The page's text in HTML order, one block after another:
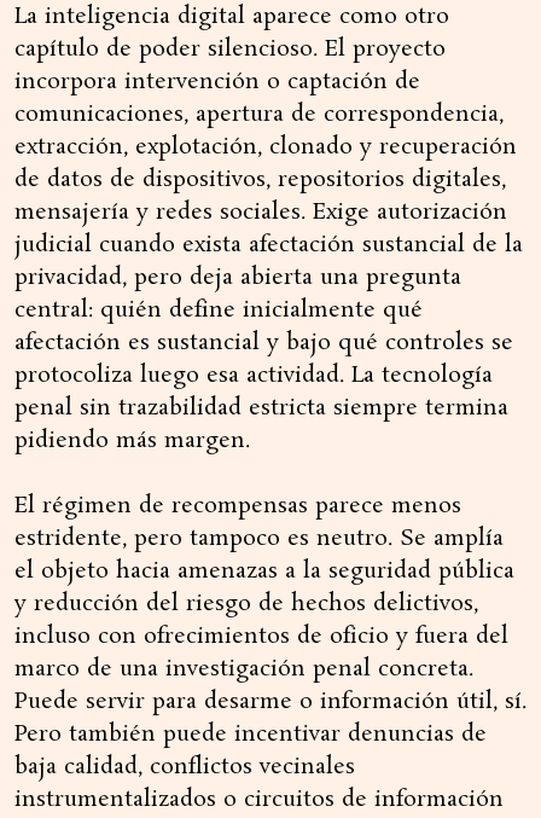
La inteligencia digital aparece como otro
capítulo de poder silencioso. El proyecto
incorpora intervención o captación de
comunicaciones, apertura de correspondencia,
extracción, explotación, clonado y recuperación
de datos de dispositivos, repositorios digitales,
mensajería y redes sociales. Exige autorización
judicial cuando exista afectación sustancial de la
privacidad, pero deja abierta una pregunta
central: quién define inicialmente qué
afectación es sustancial y bajo qué controles se
protocoliza luego esa actividad. La tecnología
penal sin trazabilidad estricta siempre termina
pidiendo más margen.
El régimen de recompensas parece menos
estridente, pero tampoco es neutro. Se amplía
el objeto hacia amenazas a la seguridad pública
y reducción del riesgo de hechos delictivos,
incluso con ofrecimientos de oficio y fuera del
marco de una investigación penal concreta.
Puede servir para desarme o información útil, sí.
Pero también puede incentivar denuncias de
baja calidad, conflictos vecinales
instrumentalizados o circuitos de información